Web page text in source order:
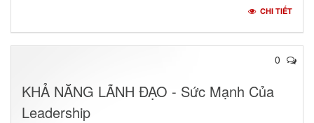
CHI TIẾT
0
KHẢ NĂNG LÃNH ĐẠO - Sức Mạnh Của
Leadership